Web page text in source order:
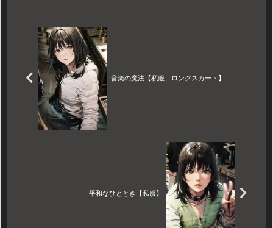
身体。その身体が自分だと気
づいた瞬間、涼太の頭はパニ
ックに...
音楽の魔法【私服、ロングスカート】
平和なひととき【私服】